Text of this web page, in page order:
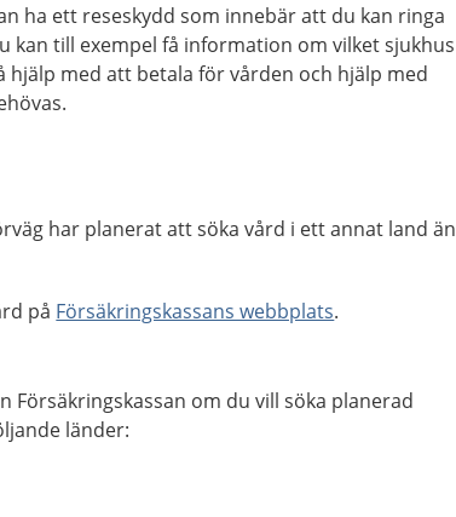
ha ett reseskydd som innebär att du kan ringa
kan till exempel få information om vilket sjukhus
hjälp med att betala för vården och hjälp med
har planerat att söka vård i ett annat land än
på Försäkringskassans webbplats.
Försäkringskassan om du vill söka planerad
länder: